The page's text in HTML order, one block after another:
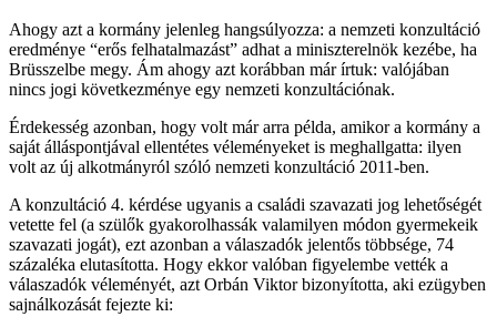
Ahogy azt a kormány jelenleg hangsúlyozza: a nemzeti konzultáció
eredménye “erős felhatalmazást” adhat a miniszterelnök kezébe, ha
Brüsszelbe megy. Ám ahogy azt korábban már írtuk: valójában
nincs jogi következménye egy nemzeti konzultációnak.
Érdekesség azonban, hogy volt már arra példa, amikor a kormány a
saját álláspontjával ellentétes véleményeket is meghallgatta: ilyen
volt az új alkotmányról szóló nemzeti konzultáció 2011-ben.
A konzultáció 4. kérdése ugyanis a családi szavazati jog lehetőségét
vetette fel (a szülők gyakorolhassák valamilyen módon gyermekeik
szavazati jogát), ezt azonban a válaszadók jelentős többsége, 74
százaléka elutasította. Hogy ekkor valóban figyelembe vették a
válaszadók véleményét, azt Orbán Viktor bizonyította, aki ezügyben
sajnálkozását fejezte ki: